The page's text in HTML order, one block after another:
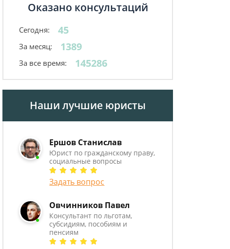
Оказано консультаций
Сегодня: 45
За месяц: 1389
За все время: 145286
Наши лучшие юристы
Ершов Станислав
Юрист по гражданскому праву,
социальные вопросы
Задать вопрос
Овчинников Павел
Консультант по льготам,
субсидиям, пособиям и
пенсиям